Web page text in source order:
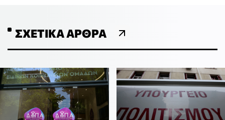
ΣΧΕΤΙΚΆ ΆΡΘΡΑ